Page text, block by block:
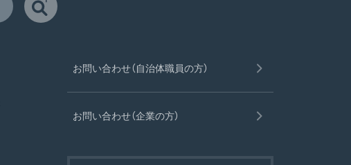
お問い合わせ（自治体職員の方）
お問い合わせ（企業の方）